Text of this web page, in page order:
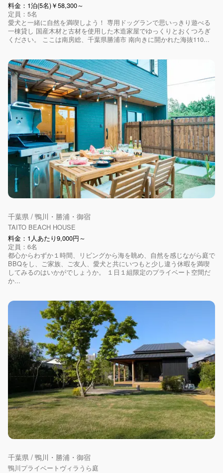
料金：1泊(5名)￥58,300～
定員：5名
愛犬と一緒に自然を満喫しよう！ 専用ドッグランで思いっきり遊べる
一棟貸し 国産木材と古材を使用した木造家屋でゆっくりとおくつろぎ
ください。 ここは南房総、千葉県勝浦市 南向きに開かれた海抜110...
千葉県 / 鴨川・勝浦・御宿
TAITO BEACH HOUSE
料金：1人あたり9,000円～
定員：6名
都心からわずか１時間、リビングから海を眺め、自然を感じながら庭で
BBQをし、ご家族、ご友人、愛犬と共にいつもと少し違う休暇を満喫
してみるのはいかがでしょうか。 １日１組限定のプライベート空間だ
か...
千葉県 / 鴨川・勝浦・御宿
鴨川プライベートヴィラうら庭